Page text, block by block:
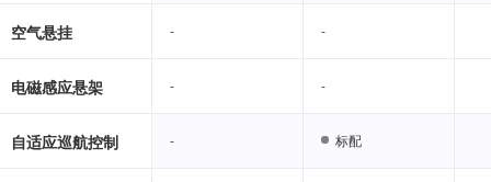
空气悬挂 - -
电磁感应悬架 - -
自适应巡航控制 - 标配
- -
- -
- 标配